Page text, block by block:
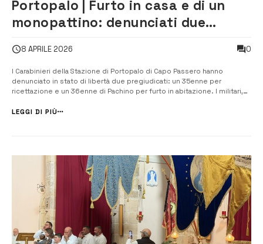
Portopalo | Furto in casa e di un
monopattino: denunciati due
8 APRILE 2026 0
I Carabinieri della Stazione di Portopalo di Capo Passero hanno
denunciato in stato di libertà due pregiudicati: un 35enne per
ricettazione e un 36enne di Pachino per furto in abitazione. I militari,
videosorveglianza e grazie alle informazioni fornite da alcuni cittadini,
LEGGI DI PIÙ